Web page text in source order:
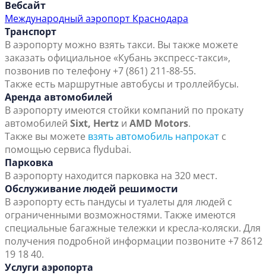
Вебсайт
Международный аэропорт Краснодара
Транспорт
В аэропорту можно взять такси. Вы также можете
заказать официальное «Кубань экспресс-такси»,
позвонив по телефону +7 (861) 211-88-55.
Также есть маршрутные автобусы и троллейбусы.
Аренда автомобилей
В аэропорту имеются стойки компаний по прокату
автомобилей Sixt, Hertz и AMD Motors.
Также вы можете взять автомобиль напрокат с
помощью сервиса flydubai.
Парковка
В аэропорту находится парковка на 320 мест.
Обслуживание людей решимости
В аэропорту есть пандусы и туалеты для людей с
ограниченными возможностями. Также имеются
специальные багажные тележки и кресла-коляски. Для
получения подробной информации позвоните +7 8612
19 18 40.
Услуги аэропорта